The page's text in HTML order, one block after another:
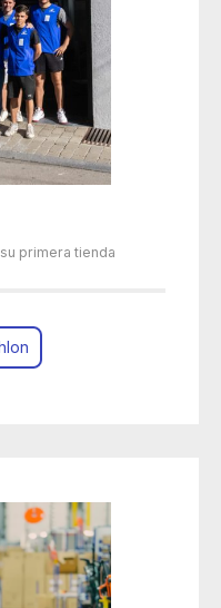
primera tienda